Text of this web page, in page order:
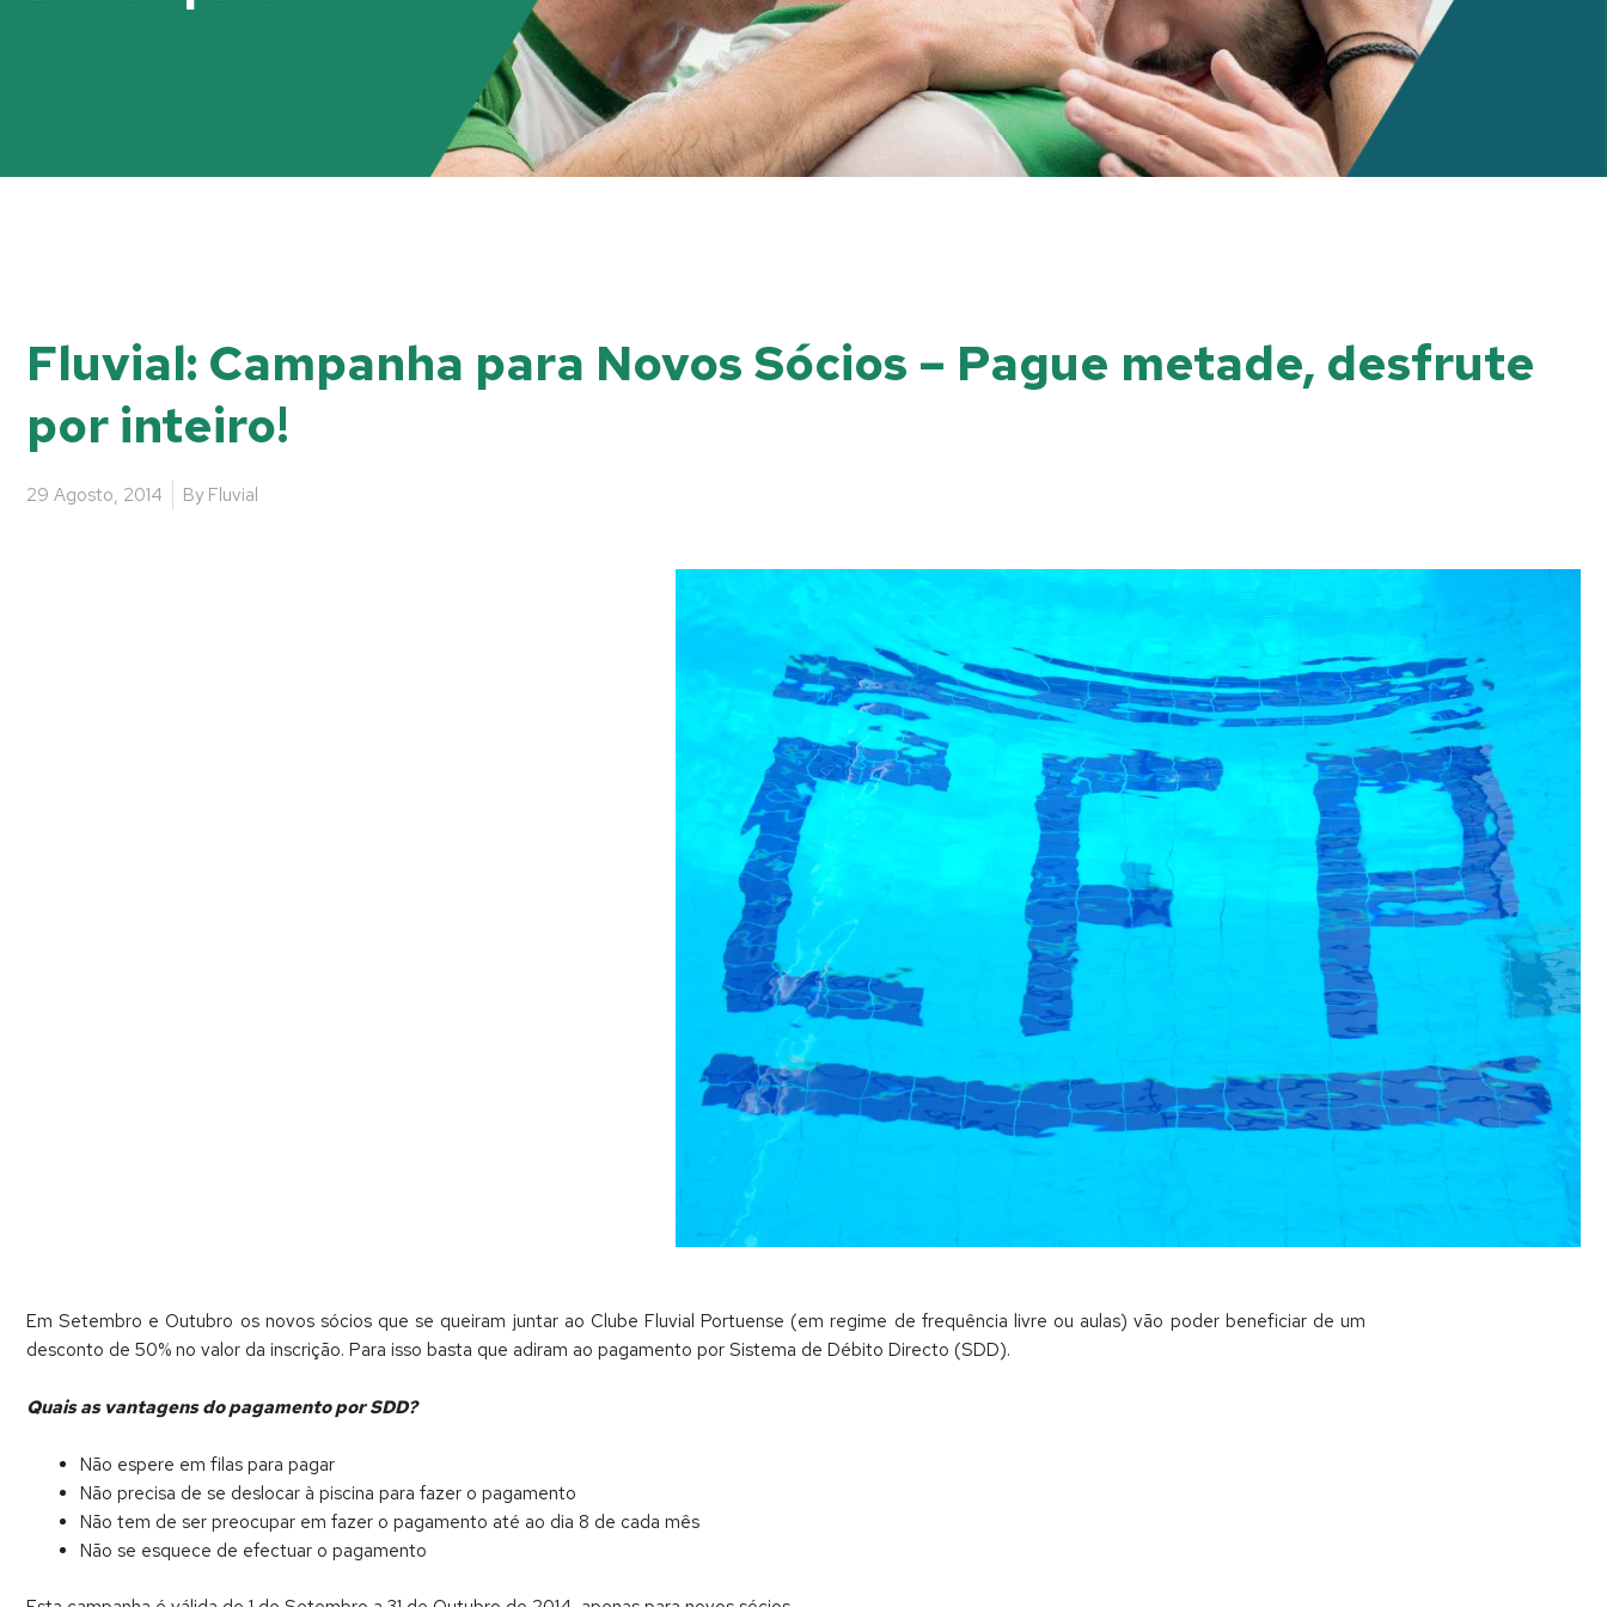
Fluvial: Campanha para Novos Sócios – Pague metade, desfrute
por inteiro!
29 Agosto, 2014 By Fluvial
Em Setembro e Outubro os novos sócios que se queiram juntar ao Clube Fluvial Portuense (em regime de frequência livre ou aulas) vão poder beneficiar de um
desconto de 50% no valor da inscrição. Para isso basta que adiram ao pagamento por Sistema de Débito Directo (SDD).
Quais as vantagens do pagamento por SDD?
Não espere em filas para pagar
Não precisa de se deslocar à piscina para fazer o pagamento
Não tem de ser preocupar em fazer o pagamento até ao dia 8 de cada mês
Não se esquece de efectuar o pagamento